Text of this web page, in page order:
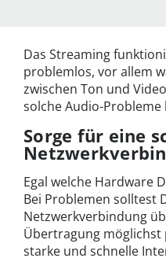
Das Streaming
problemlos, vor allem
zwischen Ton und
solche Audio-
Sorge für eine
Egal welche Hardware
Bei Problemen solltest
Netzwerkverbindung
Übertragung
starke und schnelle